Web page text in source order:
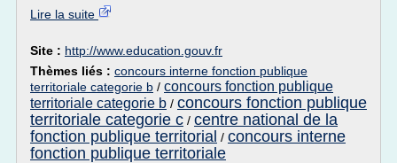
Lire la suite
Site : http://www.education.gouv.fr
Thèmes liés : concours interne fonction publique
territoriale categorie b / concours fonction publique
territoriale categorie b / concours fonction publique
territoriale categorie c / centre national de la
fonction publique territorial / concours interne
fonction publique territoriale